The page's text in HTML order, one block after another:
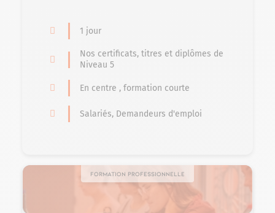
1 jour
Nos certificats, titres et diplômes de
Niveau 5
En centre , formation courte
Salariés, Demandeurs d'emploi
Formation professionnelle